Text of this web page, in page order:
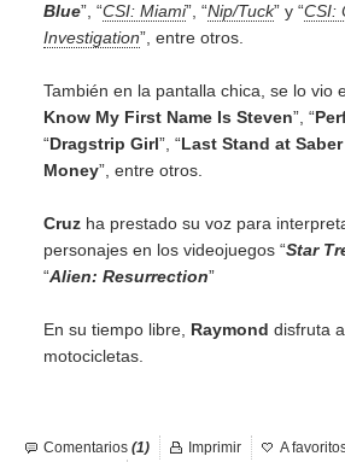
Blue”, “CSI: Miami”, “Nip/Tuck” y “CSI:
Investigation”, entre otros.
También en la pantalla chica, se lo vio
Know My First Name Is Steven”, “
“Dragstrip Girl”, “Last Stand at
Money”, entre otros.
Cruz ha prestado su voz para
personajes en los videojuegos “Star
“Alien: Resurrection”
En su tiempo libre, Raymond disfruta
motocicletas.
Comentarios (1) Imprimir
A